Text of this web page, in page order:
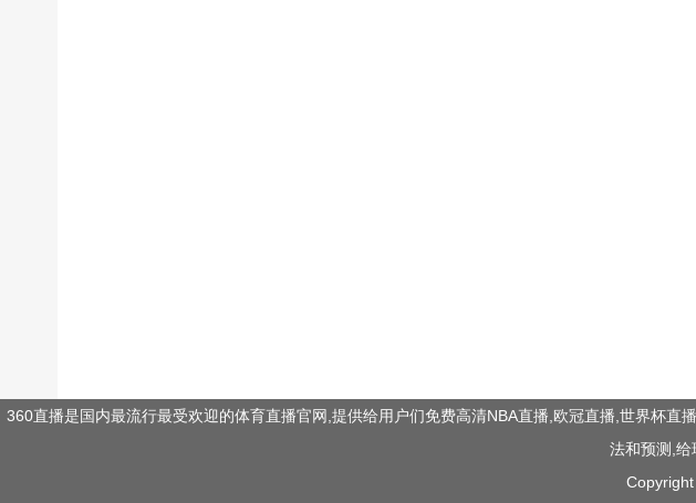
360直播是国内最流行最受欢迎的体育直播官网,提供给用户们免费高清NBA直播,欧冠直播,世界杯
法和预测,给